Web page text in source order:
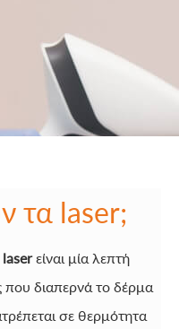
τα laser;
laserείναι μία λεπτή
διαπερνά το δέρμα
σε θερμότητα